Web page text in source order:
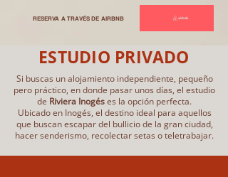
RESERVA A TRAVÉS DE AIRBNB
ESTUDIO PRIVADO
Si buscas un alojamiento independiente, pequeño
pero práctico, en donde pasar unos días, el estudio
de Riviera Inogéses la opción perfecta.
Ubicado en Inogés, el destino ideal para aquellos
que buscan escapar del bullicio de la gran ciudad,
hacer senderismo, recolectar setas o teletrabajar.